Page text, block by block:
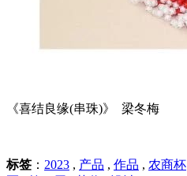
《喜结良缘(串珠)》 梁冬梅
标签 ： 2023 , 产品 , 作品 , 农商杯